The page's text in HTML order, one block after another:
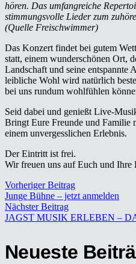
hören. Das umfangreiche
stimmungsvolle Lieder zum
(Quelle Freischwimmer)
Das Konzert findet bei gutem
statt, einem wunderschönen Ort,
Landschaft und seine entspannte
leibliche Wohl wird natürlich
bei uns rundum wohlfühlen
Seid dabei und genießt Live-
Bringt Eure Freunde und Familie
einem unvergesslichen Erlebnis.
Der Eintritt ist frei.
Wir freuen uns auf Euch und Ihre
Vorheriger Beitrag
Junge Bühne – jetzt anmelden
Nächster Beitrag
JAGST MUSIK ERLEBEN –
Neueste